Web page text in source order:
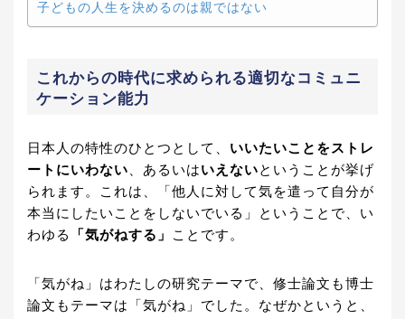
子どもの人生を決めるのは親ではない
これからの時代に求められる適切なコミュニ
ケーション能力
日本人の特性のひとつとして、 いいたいことをストレ
ートにいわない、あるいはいえないということが挙げ
られます。これは、「他人に対して気を遣って自分が
本当にしたいことをしないでいる」ということで、い
わゆる
「気がねする」 ことです。
「気がね」はわたしの研究テーマで、修士論文も博士
論文もテーマは「気がね」でした。なぜかというと、